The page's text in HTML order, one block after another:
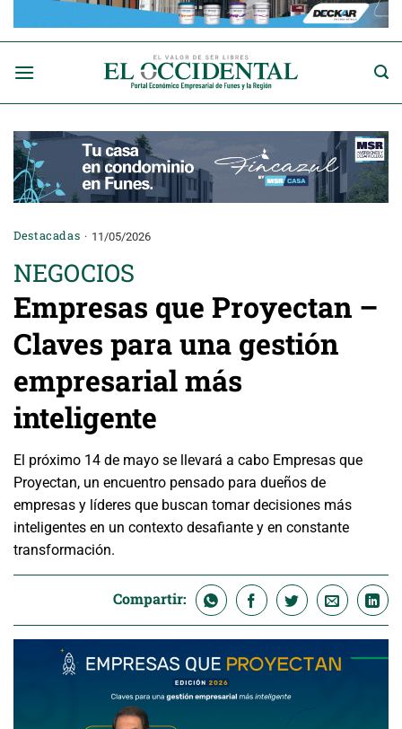
Destacadas 11/05/2026
NEGOCIOS
Empresas que Proyectan –
Claves para una gestión
empresarial más
inteligente
El próximo 14 de mayo se llevará a cabo Empresas que
Proyectan, un encuentro pensado para dueños de
empresas y líderes que buscan tomar decisiones más
inteligentes en un contexto desafiante y en constante
transformación.
Compartir: